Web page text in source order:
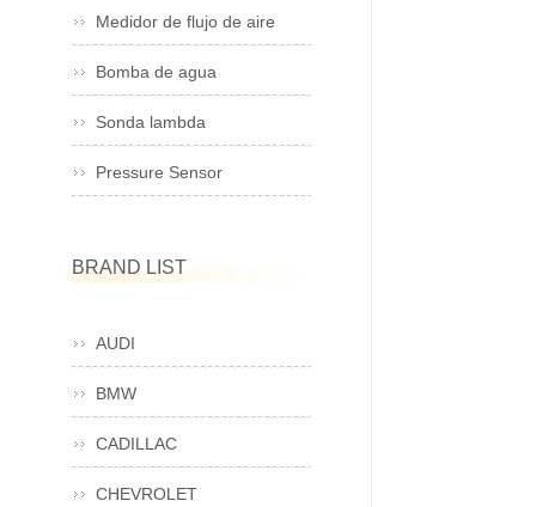
Medidor de flujo de aire
Bomba de agua
Sonda lambda
Pressure Sensor
BRAND LIST
AUDI
BMW
CADILLAC
CHEVROLET